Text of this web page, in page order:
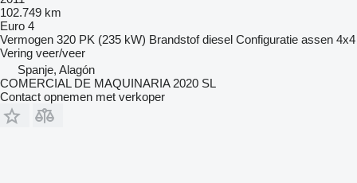
102.749 km
Euro 4
Vermogen 320 PK (235 kW) Brandstof diesel Configuratie assen 4x4
Vering veer/veer
Spanje, Alagón
COMERCIAL DE MAQUINARIA 2020 SL
Contact opnemen met verkoper